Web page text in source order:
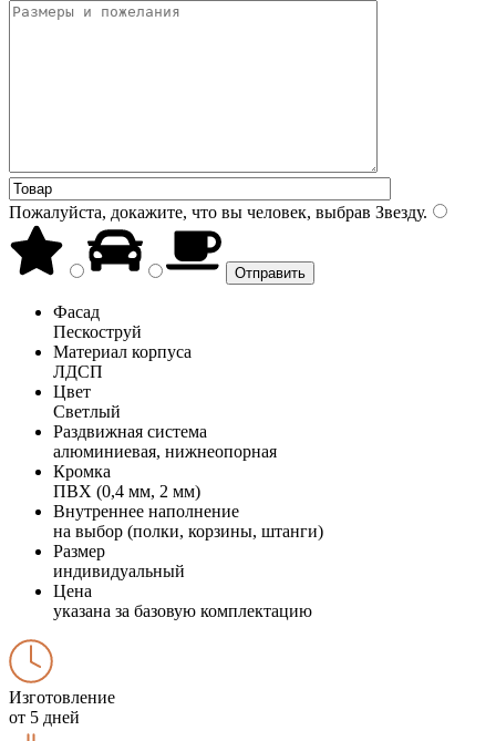
Пожалуйста, докажите, что вы человек, выбрав Звезду.
Фасад
Пескоструй
Материал корпуса
ЛДСП
Цвет
Светлый
Раздвижная система
алюминиевая, нижнеопорная
Кромка
ПВХ (0,4 мм, 2 мм)
Внутреннее наполнение
на выбор (полки, корзины, штанги)
Размер
индивидуальный
Цена
указана за базовую комплектацию
Изготовление
от 5 дней